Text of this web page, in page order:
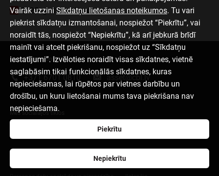
2025. gada 1. - 5. septembris
Vairāk uzzini Sīkdatņu lietošanas noteikumos. Tu vari
piekrist sīkdatņu izmantošanai, nospiežot “Piekrītu”, vai
noraidīt tās, nospiežot “Nepiekrītu”, kā arī jebkurā brīdī
mainīt vai atcelt piekrišanu, nospiežot uz “Sīkdatņu
iestatījumi”. Izvēloties noraidīt visas sīkdatnes, vietnē
saglabāsim tikai funkcionālās sīkdatnes, kuras
nepieciešamas, lai rūpētos par vietnes darbību un
drošību, un kuru lietošanai mums tava piekrišana nav
nepieciešama.
Piekrītu
Nepiekrītu
Sazinies ar mums
+371 6701 0810 asset@cbl.lv
Mēs sociālajos tīklos
Lapas lietošanas noteikumi